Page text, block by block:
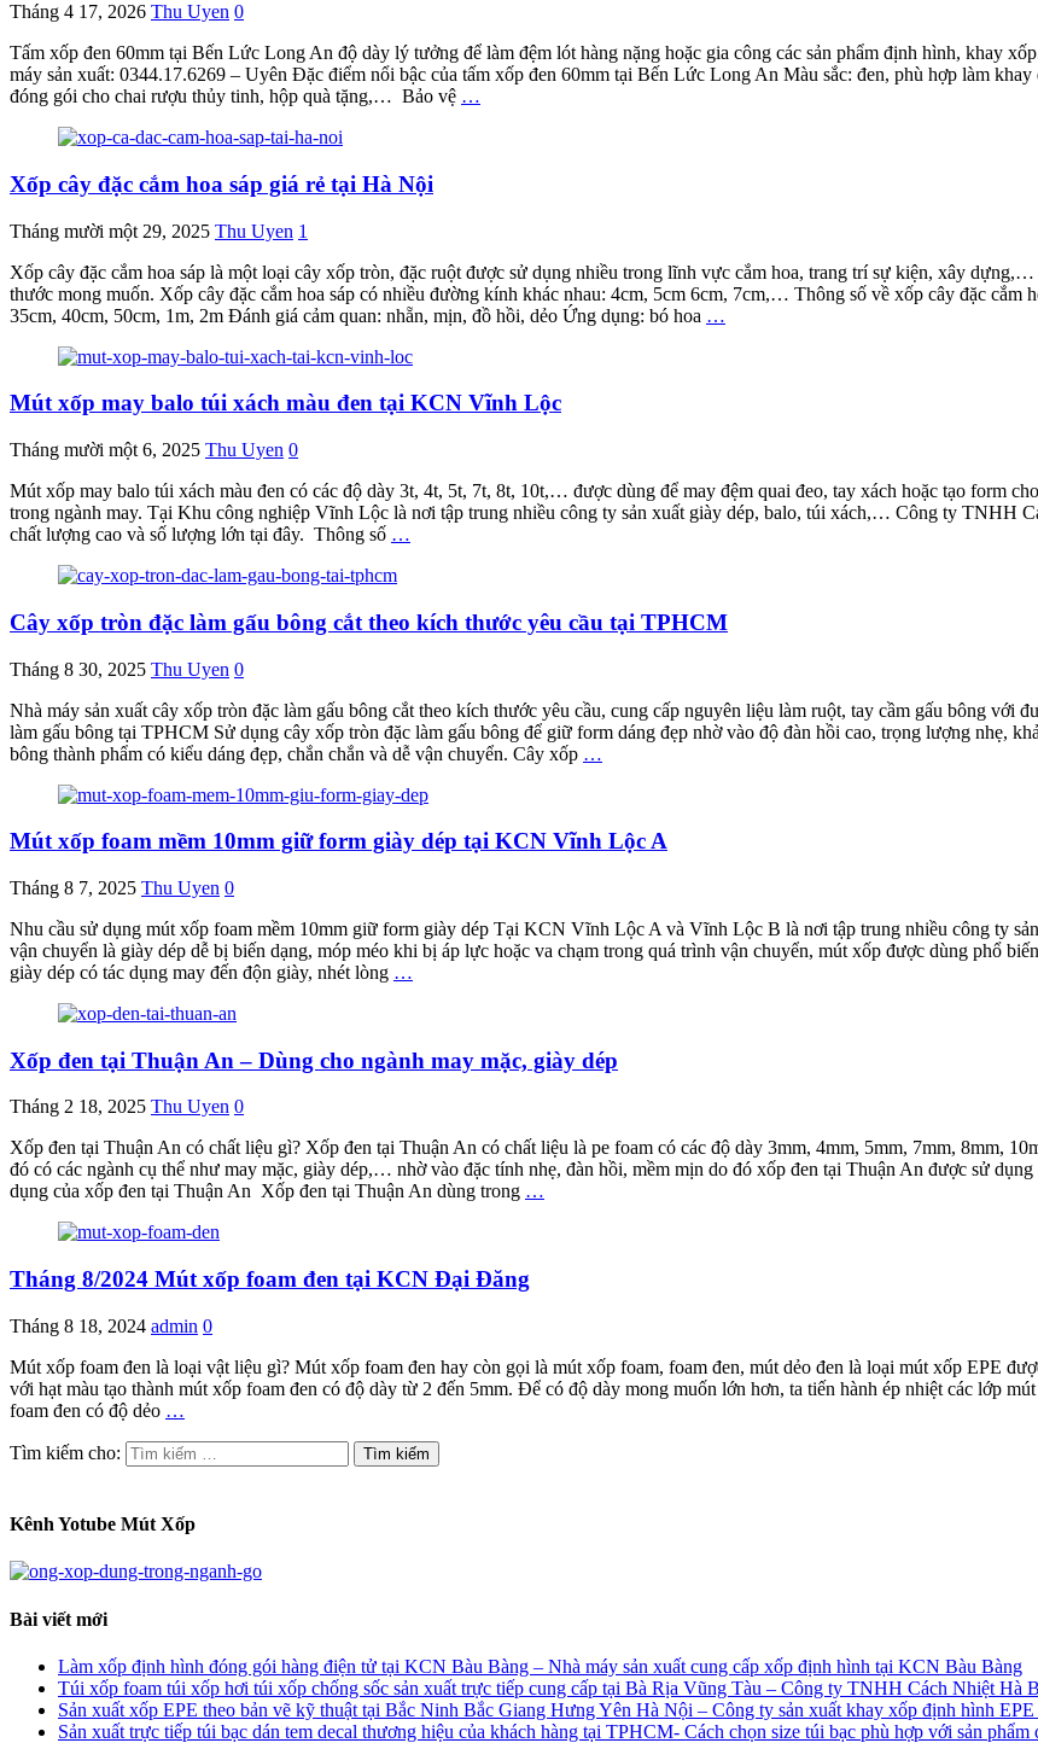
Tháng 4 17, 2026 Thu Uyen 0
Tấm xốp đen 60mm tại Bến Lức Long An độ dày lý tưởng để làm đệm lót hàng nặng hoặc gia công các sản phẩm định hình, khay
máy sản xuất: 0344.17.6269 – Uyên Đặc điểm nổi bậc của tấm xốp đen 60mm tại Bến Lức Long An Màu sắc: đen, phù hợp làm
đóng gói cho chai rượu thủy tinh, hộp quà tặng,… Bảo vệ …
Xốp cây đặc cắm hoa sáp giá rẻ tại Hà Nội
Tháng mười một 29, 2025 Thu Uyen 1
Xốp cây đặc cắm hoa sáp là một loại cây xốp tròn, đặc ruột được sử dụng nhiều trong lĩnh vực cắm hoa, trang trí sự kiện, xây
thước mong muốn. Xốp cây đặc cắm hoa sáp có nhiều đường kính khác nhau: 4cm, 5cm 6cm, 7cm,… Thông số về xốp cây đặc cắm
35cm, 40cm, 50cm, 1m, 2m Đánh giá cảm quan: nhẵn, mịn, đồ hồi, dẻo Ứng dụng: bó hoa …
Mút xốp may balo túi xách màu đen tại KCN Vĩnh Lộc
Tháng mười một 6, 2025 Thu Uyen 0
Mút xốp may balo túi xách màu đen có các độ dày 3t, 4t, 5t, 7t, 8t, 10t,… được dùng để may đệm quai đeo, tay xách hoặc tạo form
trong ngành may. Tại Khu công nghiệp Vĩnh Lộc là nơi tập trung nhiều công ty sản xuất giày dép, balo, túi xách,… Công ty TNHH
chất lượng cao và số lượng lớn tại đây. Thông số …
Cây xốp tròn đặc làm gấu bông cắt theo kích thước yêu cầu tại TPHCM
Tháng 8 30, 2025 Thu Uyen 0
Nhà máy sản xuất cây xốp tròn đặc làm gấu bông cắt theo kích thước yêu cầu, cung cấp nguyên liệu làm ruột, tay cầm gấu bông
làm gấu bông tại TPHCM Sử dụng cây xốp tròn đặc làm gấu bông để giữ form dáng đẹp nhờ vào độ đàn hồi cao, trọng lượng nhẹ,
bông thành phẩm có kiểu dáng đẹp, chắn chắn và dễ vận chuyển. Cây xốp …
Mút xốp foam mềm 10mm giữ form giày dép tại KCN Vĩnh Lộc A
Tháng 8 7, 2025 Thu Uyen 0
Nhu cầu sử dụng mút xốp foam mềm 10mm giữ form giày dép Tại KCN Vĩnh Lộc A và Vĩnh Lộc B là nơi tập trung nhiều công ty
vận chuyển là giày dép dễ bị biến dạng, móp méo khi bị áp lực hoặc va chạm trong quá trình vận chuyển, mút xốp được dùng phổ
giày dép có tác dụng may đến độn giày, nhét lòng …
Xốp đen tại Thuận An – Dùng cho ngành may mặc, giày dép
Tháng 2 18, 2025 Thu Uyen 0
Xốp đen tại Thuận An có chất liệu gì? Xốp đen tại Thuận An có chất liệu là pe foam có các độ dày 3mm, 4mm, 5mm, 7mm, 8mm,
đó có các ngành cụ thể như may mặc, giày dép,… nhờ vào đặc tính nhẹ, đàn hồi, mềm mịn do đó xốp đen tại Thuận An được sử
dụng của xốp đen tại Thuận An Xốp đen tại Thuận An dùng trong …
Tháng 8/2024 Mút xốp foam đen tại KCN Đại Đăng
Tháng 8 18, 2024 admin 0
Mút xốp foam đen là loại vật liệu gì? Mút xốp foam đen hay còn gọi là mút xốp foam, foam đen, mút dẻo đen là loại mút xốp EPE
với hạt màu tạo thành mút xốp foam đen có độ dày từ 2 đến 5mm. Để có độ dày mong muốn lớn hơn, ta tiến hành ép nhiệt các lớp
foam đen có độ dẻo …
Tìm kiếm cho:
Kênh Yotube Mút Xốp
Bài viết mới
Làm xốp định hình đóng gói hàng điện tử tại KCN Bàu Bàng – Nhà máy sản xuất cung cấp xốp định hình tại KCN Bàu Bàng
Túi xốp foam túi xốp hơi túi xốp chống sốc sản xuất trực tiếp cung cấp tại Bà Rịa Vũng Tàu – Công ty TNHH Cách Nhiệt Hà
Sản xuất xốp EPE theo bản vẽ kỹ thuật tại Bắc Ninh Bắc Giang Hưng Yên Hà Nội – Công ty sản xuất khay xốp định hình
Sản xuất trực tiếp túi bạc dán tem decal thương hiệu của khách hàng tại TPHCM- Cách chọn size túi bạc phù hợp với sản phẩm